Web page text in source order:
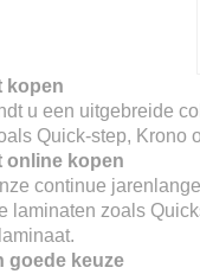
kopen
u een uitgebreide
Quick-step, Krono
online kopen
continue
laminaten zoals
goede keuze